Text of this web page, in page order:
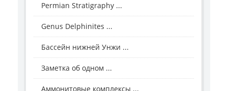
Permian Stratigraphy ...
Genus Delphinites ...
Бассейн нижней Унжи ...
Заметка об одном ...
Аммонитовые комплексы ...